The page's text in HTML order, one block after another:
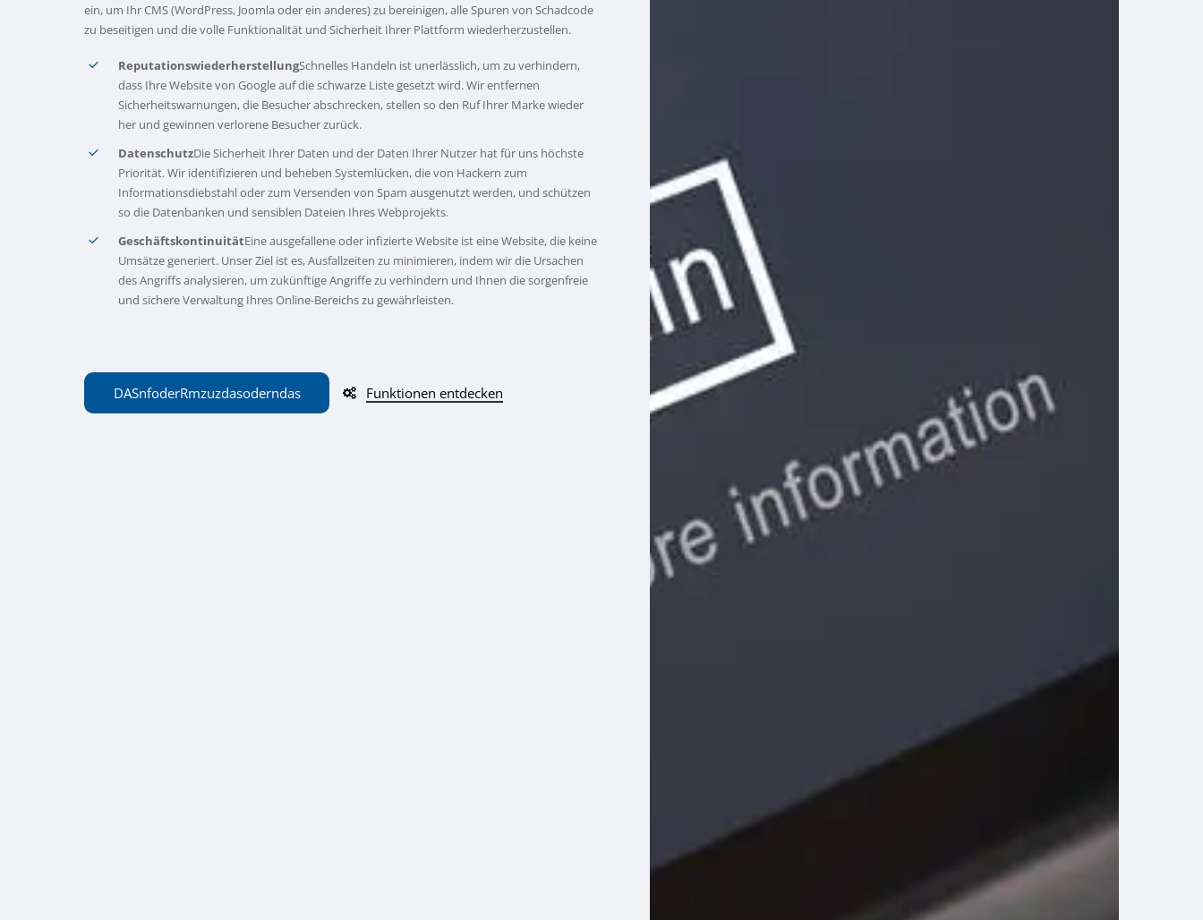
ein, um Ihr CMS (WordPress, Joomla oder ein anderes) zu bereinigen, alle Spuren von Schadcode
zu beseitigen und die volle Funktionalität und Sicherheit Ihrer Plattform wiederherzustellen.
ReputationswiederherstellungSchnelles Handeln ist unerlässlich, um zu verhindern,
dass Ihre Website von Google auf die schwarze Liste gesetzt wird. Wir entfernen
Sicherheitswarnungen, die Besucher abschrecken, stellen so den Ruf Ihrer Marke wieder
her und gewinnen verlorene Besucher zurück.
DatenschutzDie Sicherheit Ihrer Daten und der Daten Ihrer Nutzer hat für uns höchste
Priorität. Wir identifizieren und beheben Systemlücken, die von Hackern zum
Informationsdiebstahl oder zum Versenden von Spam ausgenutzt werden, und schützen
so die Datenbanken und sensiblen Dateien Ihres Webprojekts.
GeschäftskontinuitätEine ausgefallene oder infizierte Website ist eine Website, die keine
Umsätze generiert. Unser Ziel ist es, Ausfallzeiten zu minimieren, indem wir die Ursachen
des Angriffs analysieren, um zukünftige Angriffe zu verhindern und Ihnen die sorgenfreie
und sichere Verwaltung Ihres Online-Bereichs zu gewährleisten.
DASnfoderRmzuzdasoderndas Funktionen entdecken